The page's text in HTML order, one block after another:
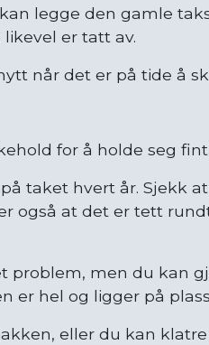
legge den gamle
er tatt av.
når det er på tide å
for å holde seg
taket hvert år. Sjekk
også at det er tett
problem, men du kan
er hel og ligger på
eller du kan